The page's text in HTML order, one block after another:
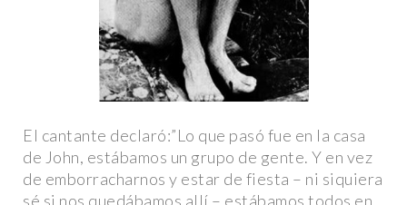
El cantante declaró:”Lo que pasó fue en la casa
de John, estábamos un grupo de gente. Y en vez
de emborracharnos y estar de fiesta – ni siquiera
sé si nos quedábamos allí – estábamos todos en